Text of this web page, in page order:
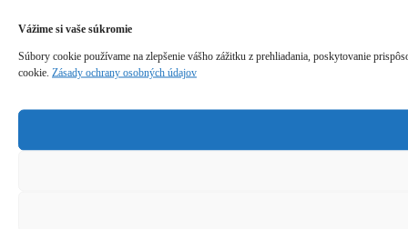
Vážime si vaše súkromie
Súbory cookie používame na zlepšenie vášho zážitku z prehliadania, poskytovanie
cookie. Zásady ochrany osobných údajov